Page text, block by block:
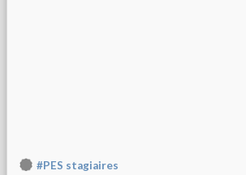
#PES stagiaires